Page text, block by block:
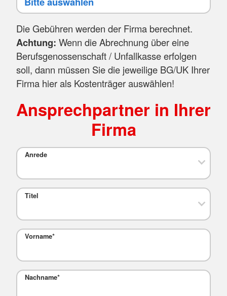
Die Gebühren werden der Firma berechnet.
Achtung: Wenn die Abrechnung über eine
Berufsgenossenschaft / Unfallkasse erfolgen
soll, dann müssen Sie die jeweilige BG/UK Ihrer
Firma hier als Kostenträger auswählen!
Ansprechpartner in Ihrer
Firma
Anrede
Titel
Vorname*
Nachname*